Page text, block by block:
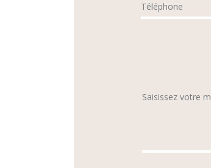
Téléphone
Saisissez votre